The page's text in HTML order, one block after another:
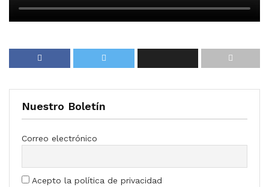
Nuestro Boletín
Correo electrónico
Acepto la política de privacidad